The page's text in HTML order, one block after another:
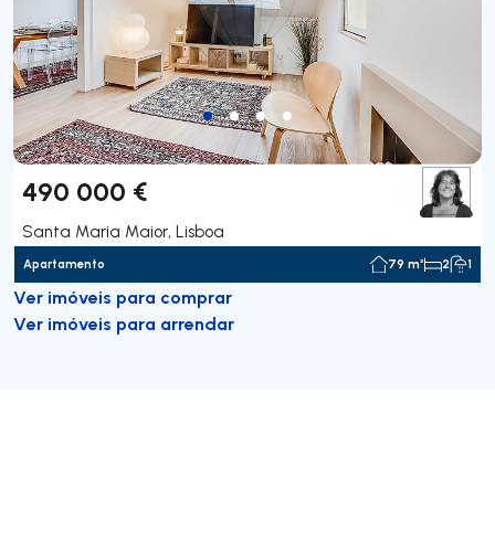
490 000 €
Santa Maria Maior, Lisboa
Apartamento 79 m² 2 1
Ver imóveis para comprar
Ver imóveis para arrendar